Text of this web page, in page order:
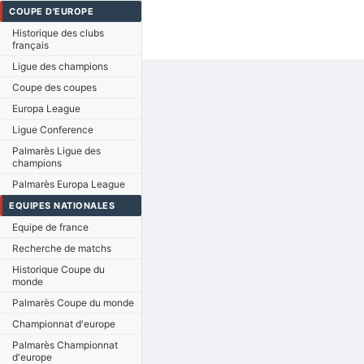
COUPE D'EUROPE
Historique des clubs
français
Ligue des champions
Coupe des coupes
Europa League
Ligue Conference
Palmarès Ligue des
champions
Palmarès Europa League
EQUIPES NATIONALES
Equipe de france
Recherche de matchs
Historique Coupe du
monde
Palmarès Coupe du monde
Championnat d'europe
Palmarès Championnat
d'europe